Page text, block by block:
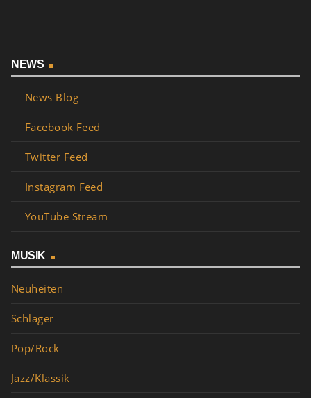
NEWS
News Blog
Facebook Feed
Twitter Feed
Instagram Feed
YouTube Stream
MUSIK
Neuheiten
Schlager
Pop/Rock
Jazz/Klassik